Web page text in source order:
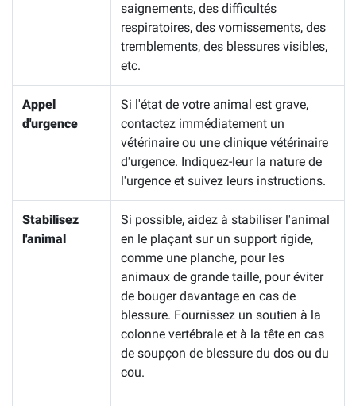
saignements, des difficultés
respiratoires, des vomissements, des
tremblements, des blessures visibles,
etc.
Appel
d'urgence
Si l'état de votre animal est grave,
contactez immédiatement un
vétérinaire ou une clinique vétérinaire
d'urgence. Indiquez-leur la nature de
l'urgence et suivez leurs instructions.
Stabilisez
l'animal
Si possible, aidez à stabiliser l'animal
en le plaçant sur un support rigide,
comme une planche, pour les
animaux de grande taille, pour éviter
de bouger davantage en cas de
blessure. Fournissez un soutien à la
colonne vertébrale et à la tête en cas
de soupçon de blessure du dos ou du
cou.